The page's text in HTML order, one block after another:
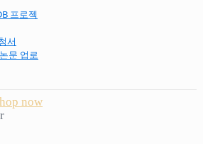
프로젝
서
문 업로
now